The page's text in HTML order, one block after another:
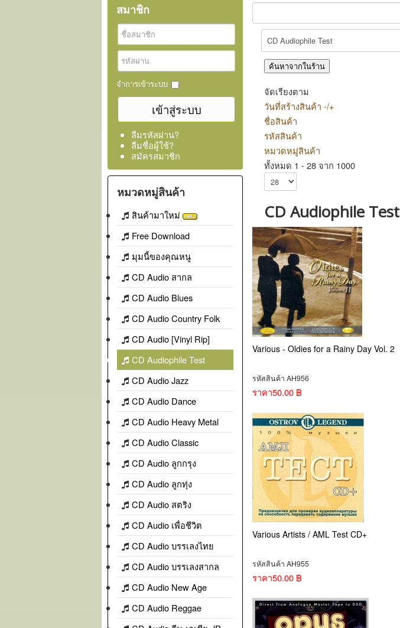
สมาชิก
จำการเข้าระบบ
ลืมรหัสผ่าน?
ลืมชื่อผู้ใช้?
สมัครสมาชิก
หมวดหมู่สินค้า
สินค้ามาใหม่
Free Download
มุมนี้ของคุณหนู
CD Audio สากล
CD Audio Blues
CD Audio Country Folk
CD Audio [Vinyl Rip]
CD Audiophile Test
CD Audio Jazz
CD Audio Dance
CD Audio Heavy Metal
CD Audio Classic
CD Audio ลูกกรุง
CD Audio ลูกทุ่ง
CD Audio สตริง
CD Audio เพื่อชีวิต
CD Audio บรรเลงไทย
CD Audio บรรเลงสากล
CD Audio New Age
CD Audio Reggae
จัดเรียงตาม
วันที่สร้างสินค้า -/+
ชื่อสินค้า
รหัสสินค้า
หมวดหมู่สินค้า
ทั้งหมด 1 - 28 จาก 1000
CD Audiophile Test
Various - Oldies for a Rainy Day Vol. 2
รหัสสินค้า AH956
ราคา50.00 ฿
Various Artists / AML Test CD+
รหัสสินค้า AH955
ราคา50.00 ฿